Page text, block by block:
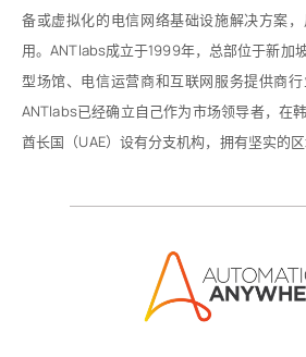
备或虚拟化的电信网络基础设施解决方案
用。ANTlabs成立于1999年，总部位于新加
型场馆、电信运营商和互联网服务提供商行
ANTlabs已经确立自己作为市场领导者，在
酋长国（UAE）设有分支机构，拥有坚实的区